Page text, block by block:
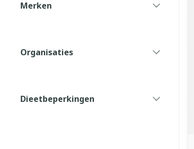
Merken
Organisaties
Dieetbeperkingen